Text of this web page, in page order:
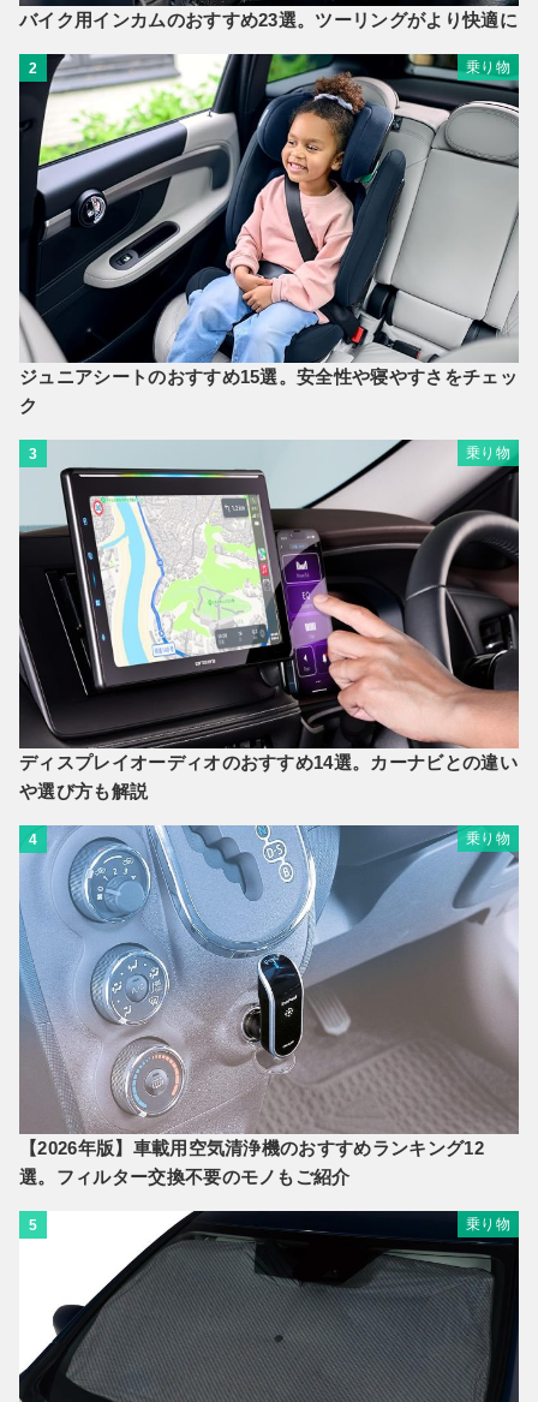
バイク用インカムのおすすめ23選。ツーリングがより快適に
2 乗り物
ジュニアシートのおすすめ15選。安全性や寝やすさをチェッ
ク
3 乗り物
ディスプレイオーディオのおすすめ14選。カーナビとの違い
や選び方も解説
4 乗り物
【2026年版】車載用空気清浄機のおすすめランキング12
選。フィルター交換不要のモノもご紹介
5 乗り物